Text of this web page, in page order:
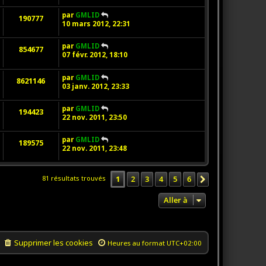
190777 par GMLID
10 mars 2012, 22:31
854677 par GMLID
07 févr. 2012, 18:10
8621146 par GMLID
03 janv. 2012, 23:33
194423 par GMLID
22 nov. 2011, 23:50
189575 par GMLID
22 nov. 2011, 23:48
81 résultats trouvés 1 2 3 4 5 6
Aller à
Heures au format UTC+02:00
Supprimer les cookies